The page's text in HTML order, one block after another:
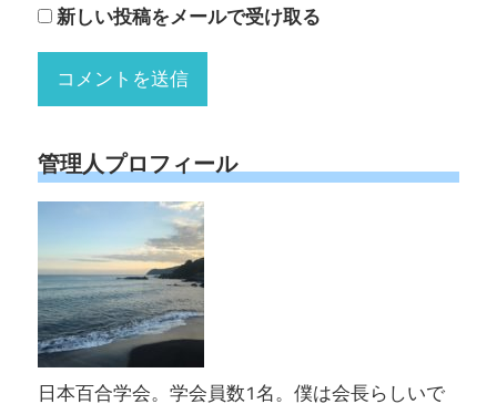
新しい投稿をメールで受け取る
管理人プロフィール
日本百合学会。学会員数1名。僕は会長らしいで